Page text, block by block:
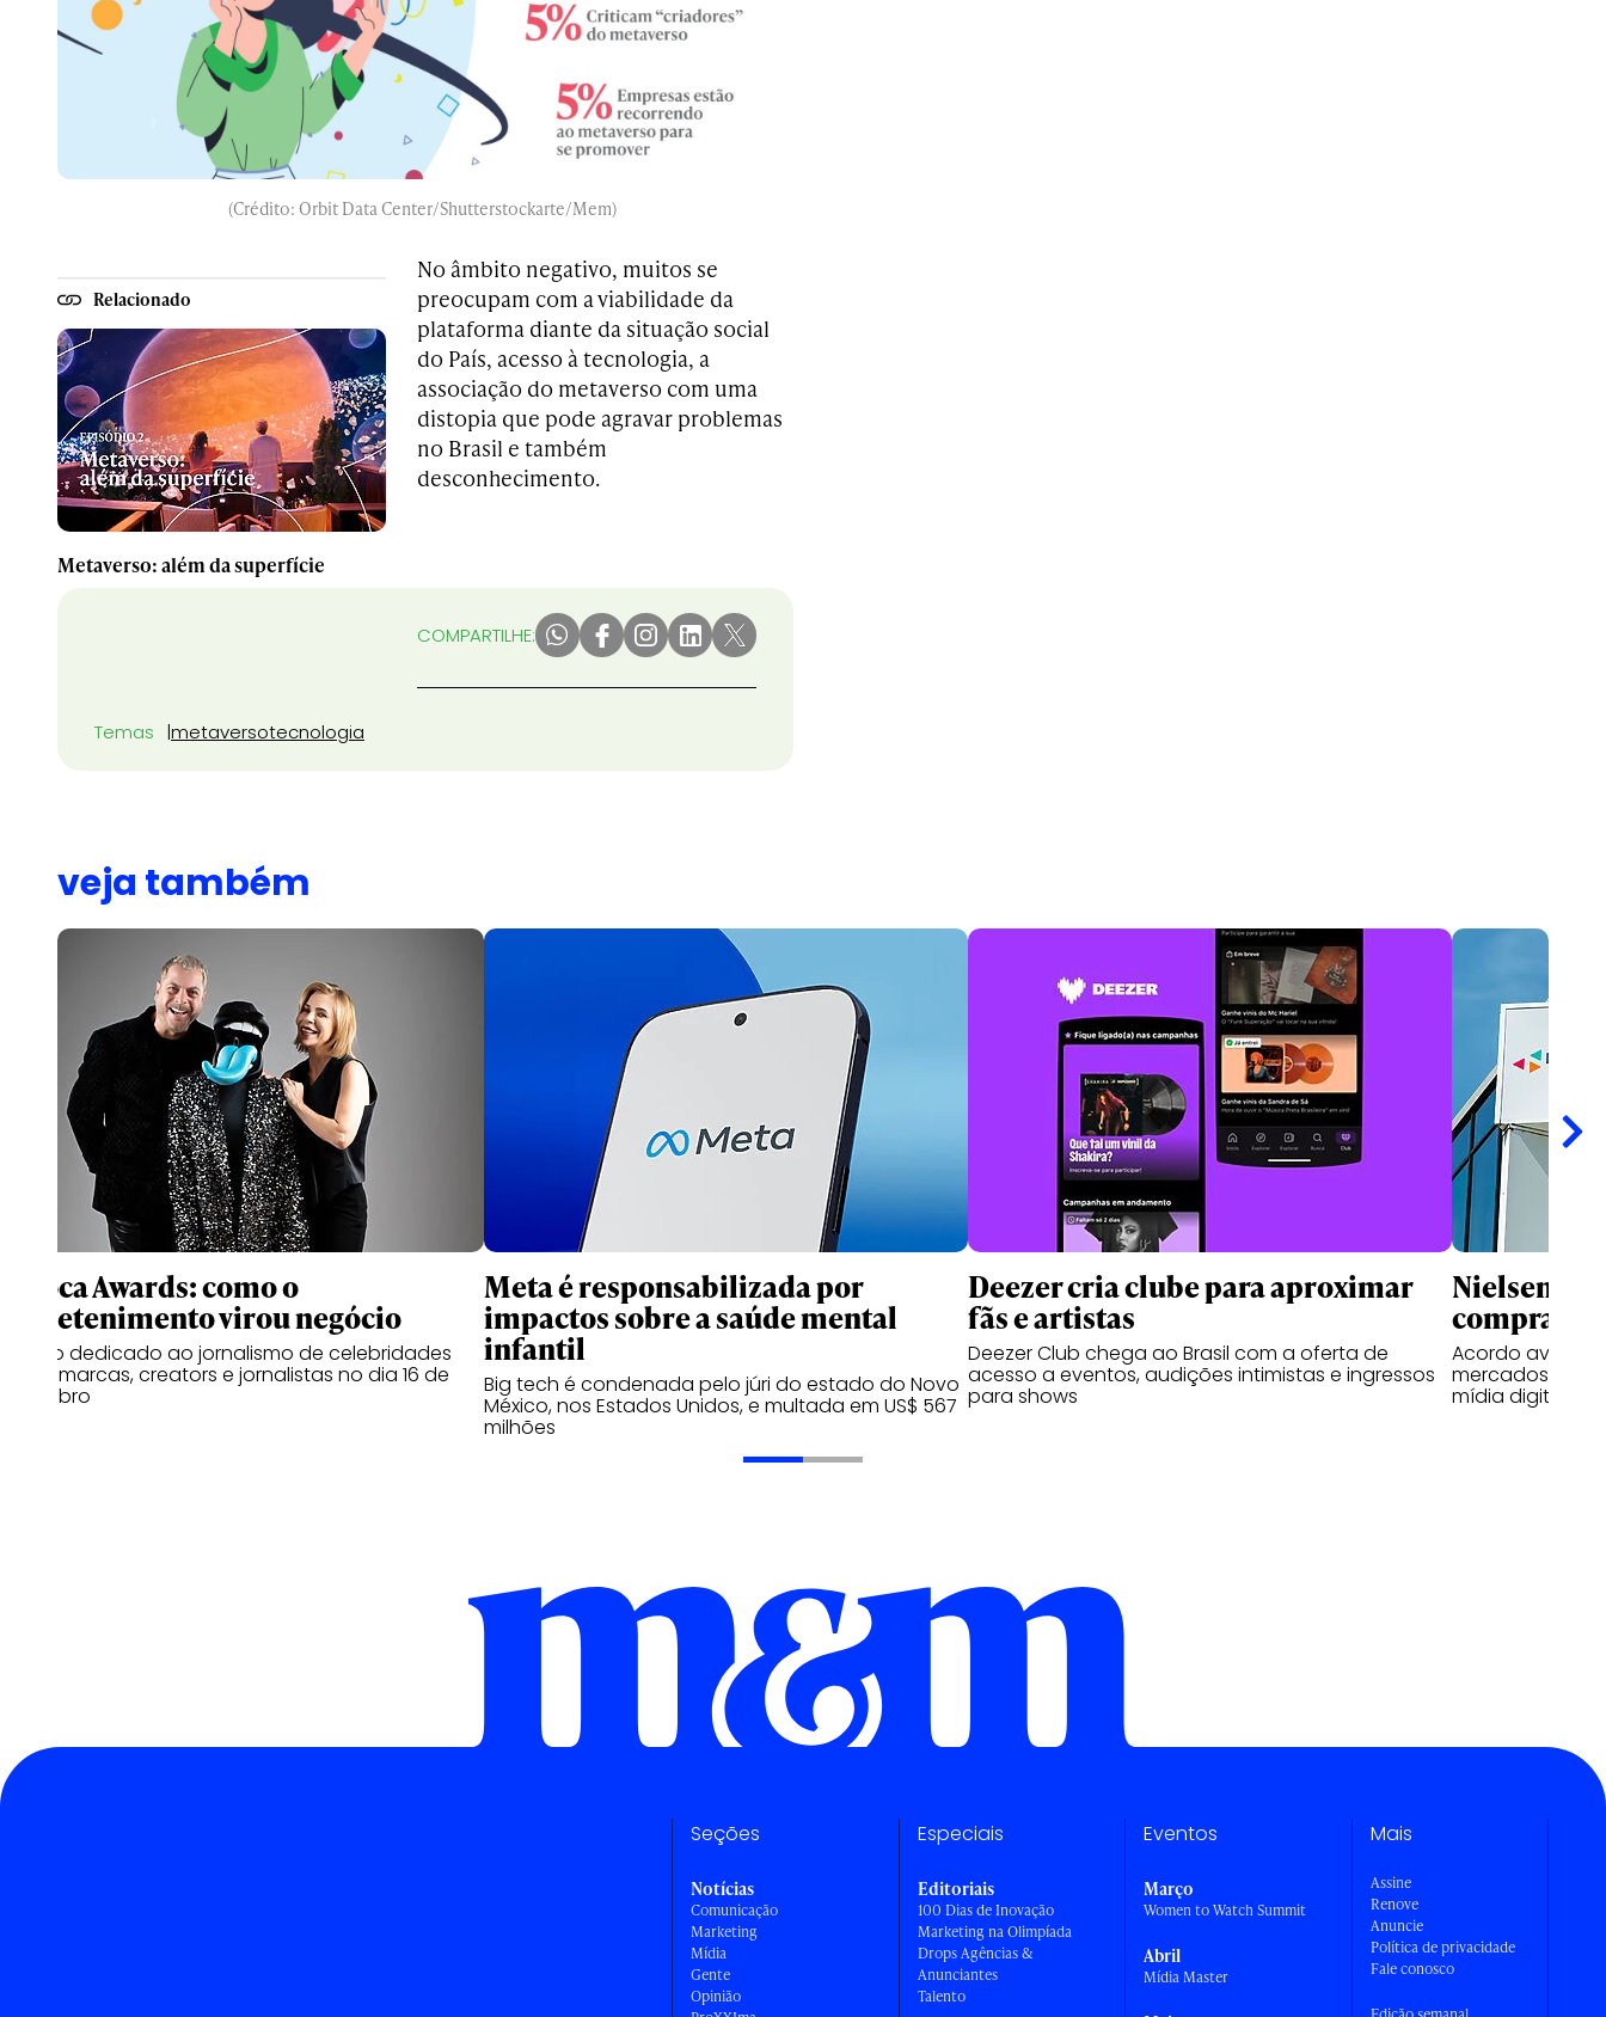
(Crédito: Orbit Data Center/Shutterstockarte/Mem)
Relacionado
Metaverso: além da superfície
No âmbito negativo, muitos se
preocupam com a viabilidade da
plataforma diante da situação social
do País, acesso à tecnologia, a
associação do metaverso com uma
distopia que pode agravar problemas
no Brasil e também
desconhecimento.
COMPARTILHE:
Temas metaversotecnologia
veja também
Fofoca Awards: como o
entretenimento virou negócio
Evento dedicado ao jornalismo de celebridades
reúne marcas, creators e jornalistas no dia 16 de
setembro
Meta é responsabilizada por
impactos sobre a saúde mental
infantil
Big tech é condenada pelo júri do estado do Novo
México, nos Estados Unidos, e multada em US$ 567
milhões
Deezer cria clube para aproximar
fãs e artistas
Deezer Club chega ao Brasil com a oferta de
acesso a eventos, audições intimistas e ingressos
para shows
Nielsen
compra da
Acordo
mercados e
mídia digital
Seções
Notícias
Comunicação
Marketing
Mídia
Gente
Opinião
Especiais
Editoriais
100 Dias de Inovação
Marketing na Olimpíada
Drops Agências &
Anunciantes
Talento
Eventos
Março
Women to Watch Summit
Abril
Mídia Master
Mais
Assine
Renove
Anuncie
Política de privacidade
Fale conosco